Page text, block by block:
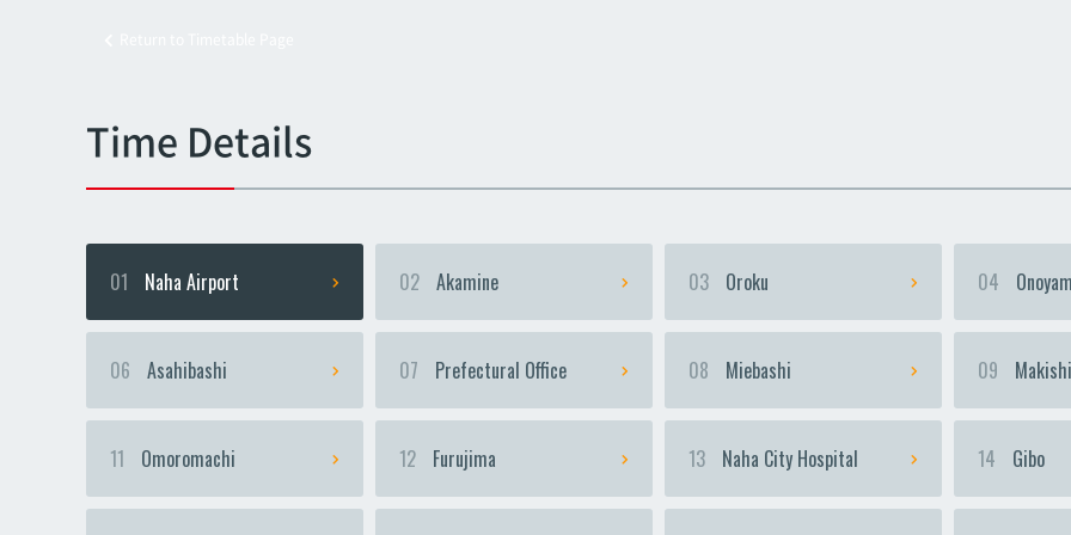
Time Details
01 Naha Airport 02 Akamine 03 Oroku 04
06 Asahibashi 07 Prefectural Office 08 Miebashi 09 Makishi
11 Omoromachi 12 Furujima 13 Naha City Hospital 14 Gibo